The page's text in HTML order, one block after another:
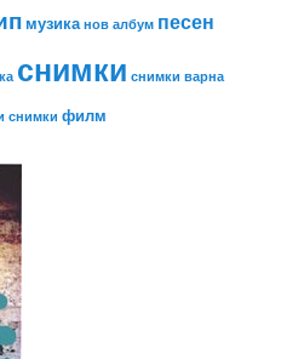
музика нов албум песен
снимки снимки варна
снимки филм